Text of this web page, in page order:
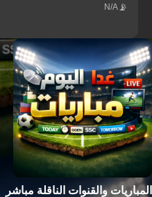
N/A
المباريات والقنوات الناقلة مباشر